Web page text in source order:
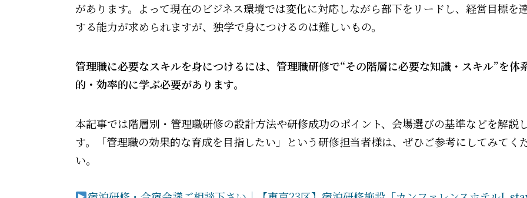
があります。よって現在のビジネス環境では変化に対応しながら部下をリードし、経営目標を
する能力が求められますが、独学で身につけるのは難しいもの。
管理職に必要なスキルを身につけるには、管理職研修で“その階層に必要な知識・スキル”を体
的・効率的に学ぶ必要があります。
本記事では階層別・管理職研修の設計方法や研修成功のポイント、会場選びの基準などを解説
す。「管理職の効果的な育成を目指したい」という研修担当者様は、ぜひご参考にしてみてく
い。